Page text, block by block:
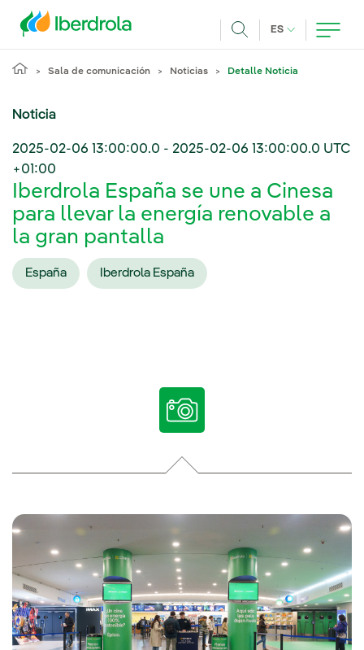
ES IDIOMA
Sala de comunicación Noticias Detalle Noticia
Noticia
2025-02-06 13:00:00.0 - 2025-02-06 13:00:00.0 UTC
+01:00
Iberdrola España se une a Cinesa
para llevar la energía renovable a
la gran pantalla
España Iberdrola España